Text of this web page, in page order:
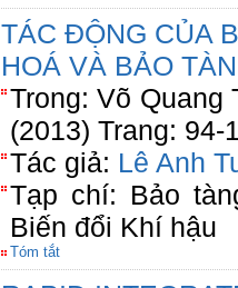
TÁC ĐỘNG CỦA
HOÁ VÀ BẢO
Trong: Võ Quang
(2013) Trang: 94-
Tác giả: Lê Anh
Tạp chí: Bảo
Biến đổi Khí hậu
Tóm tắt